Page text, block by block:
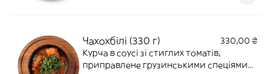
Чахохбілі (330 г)
330,00 ₴
Курча в соусі зі стиглих томатів,
приправлене грузинськими спеціями